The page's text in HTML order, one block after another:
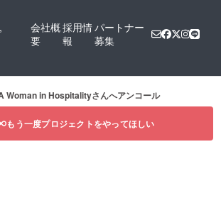
会社概
要
採用情
報
パートナー
募集
Woman in Hospitalityさんへアンコール
もう一度プロジェクトをやってほしい